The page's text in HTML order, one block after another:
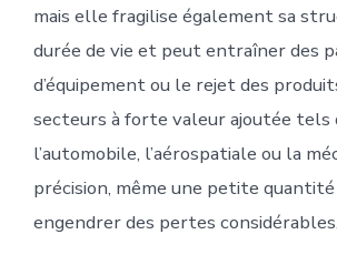
mais elle fragilise également sa
durée de vie et peut entraîner des
d’équipement ou le rejet des
secteurs à forte valeur ajoutée tels
l’automobile, l’aérospatiale ou la
précision, même une petite
engendrer des pertes considérables.